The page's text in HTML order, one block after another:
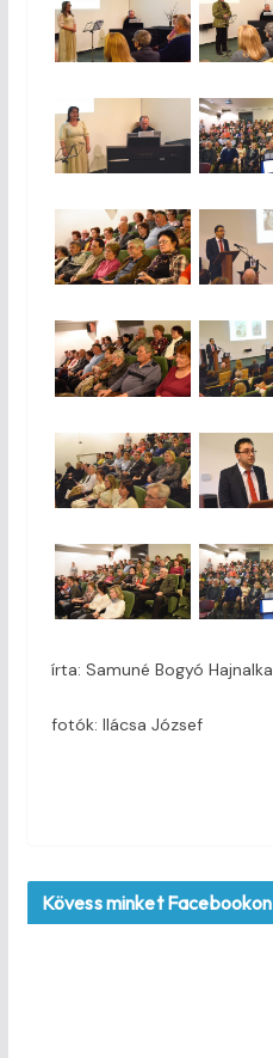
írta: Samuné Bogyó Hajnalka
fotók: Ilácsa József
Kövess minket Facebookon